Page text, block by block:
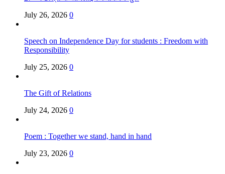
July 26, 2026 0
Speech on Independence Day for students : Freedom with
Responsibility
July 25, 2026 0
The Gift of Relations
July 24, 2026 0
Poem : Together we stand, hand in hand
July 23, 2026 0